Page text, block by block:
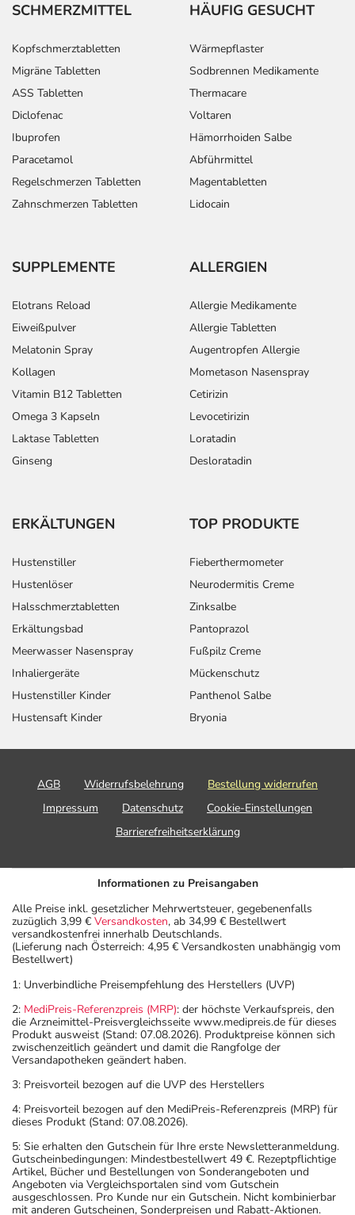
SCHMERZMITTEL
Kopfschmerztabletten
Migräne Tabletten
ASS Tabletten
Diclofenac
Ibuprofen
Paracetamol
Regelschmerzen Tabletten
Zahnschmerzen Tabletten
HÄUFIG GESUCHT
Wärmepflaster
Sodbrennen Medikamente
Thermacare
Voltaren
Hämorrhoiden Salbe
Abführmittel
Magentabletten
Lidocain
SUPPLEMENTE
Elotrans Reload
Eiweißpulver
Melatonin Spray
Kollagen
Vitamin B12 Tabletten
Omega 3 Kapseln
Laktase Tabletten
Ginseng
ALLERGIEN
Allergie Medikamente
Allergie Tabletten
Augentropfen Allergie
Mometason Nasenspray
Cetirizin
Levocetirizin
Loratadin
Desloratadin
ERKÄLTUNGEN
Hustenstiller
Hustenlöser
Halsschmerztabletten
Erkältungsbad
Meerwasser Nasenspray
Inhaliergeräte
Hustenstiller Kinder
Hustensaft Kinder
TOP PRODUKTE
Fieberthermometer
Neurodermitis Creme
Zinksalbe
Pantoprazol
Fußpilz Creme
Mückenschutz
Panthenol Salbe
Bryonia
AGB Widerrufsbelehrung
Bestellung widerrufen
Impressum
Datenschutz
Cookie-Einstellungen
Barrierefreiheitserklärung
Informationen zu Preisangaben
Alle Preise inkl. gesetzlicher Mehrwertsteuer, gegebenenfalls
zuzüglich 3,99 € Versandkosten, ab 34,99 € Bestellwert
versandkostenfrei innerhalb Deutschlands.
(Lieferung nach Österreich: 4,95 € Versandkosten unabhängig vom
Bestellwert)
1: Unverbindliche Preisempfehlung des Herstellers (UVP)
2: MediPreis-Referenzpreis (MRP): der höchste Verkaufspreis, den
die Arzneimittel-Preisvergleichsseite www.medipreis.de für dieses
Produkt ausweist (Stand: 07.08.2026). Produktpreise können sich
zwischenzeitlich geändert und damit die Rangfolge der
Versandapotheken geändert haben.
3: Preisvorteil bezogen auf die UVP des Herstellers
4: Preisvorteil bezogen auf den MediPreis-Referenzpreis (MRP) für
dieses Produkt (Stand: 07.08.2026).
5: Sie erhalten den Gutschein für Ihre erste Newsletteranmeldung.
Gutscheinbedingungen: Mindestbestellwert 49 €. Rezeptpflichtige
Artikel, Bücher und Bestellungen von Sonderangeboten und
Angeboten via Vergleichsportalen sind vom Gutschein
ausgeschlossen. Pro Kunde nur ein Gutschein. Nicht kombinierbar
mit anderen Gutscheinen, Sonderpreisen und Rabatt-Aktionen.